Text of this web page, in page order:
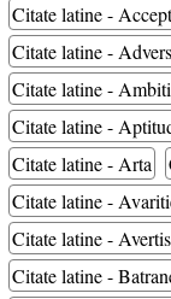
Citate latine -
Citate latine -
Citate latine -
Citate latine -
Citate latine - Arta
Citate latine -
Citate latine -
Citate latine -